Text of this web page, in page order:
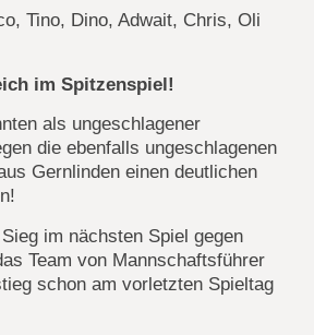
Tino, Dino, Adwait, Chris, Oli
im Spitzenspiel!
als ungeschlagener
die ebenfalls ungeschlagenen
Gernlinden einen deutlichen
im nächsten Spiel gegen
Team von Mannschaftsführer
schon am vorletzten Spieltag